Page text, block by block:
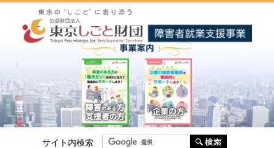
サイト内検索